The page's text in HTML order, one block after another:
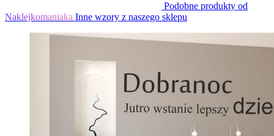
Podobne produkty od
Naklejkomaniaka Inne wzory z naszego sklepu